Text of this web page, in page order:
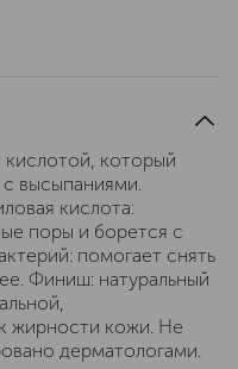
который
высыпаниями.
кислота:
поры и борется с
помогает снять
Финиш: натуральный
жирности кожи. Не
дерматологами.